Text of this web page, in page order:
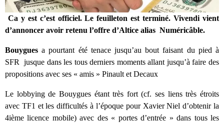
Ca y est c’est officiel. Le feuilleton est terminé.Vivendi vient
d’annoncer avoir retenu l’offre d’Altice alias Numéricâble.
Bouygues a pourtant été tenace jusqu’au bout faisant du pied à
SFR jusque dans les tous derniers moments allant jusqu’à faire des
propositions avec ses « amis » Pinault et Decaux
Le lobbying de Bouygues étant très fort (cf. ses liens très étroits
avec TF1 et les difficultés à l’époque pour Xavier Niel d’obtenir la
4ième licence mobile) avec des « portes d’entrée » dans tous les